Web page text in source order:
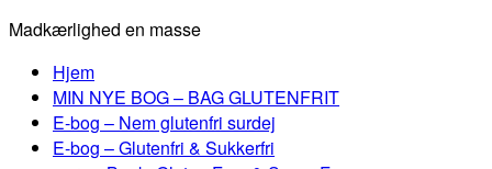
Madkærlighed en masse
Hjem
MIN NYE BOG – BAG GLUTENFRIT
E-bog – Nem glutenfri surdej
E-bog – Glutenfri & Sukkerfri